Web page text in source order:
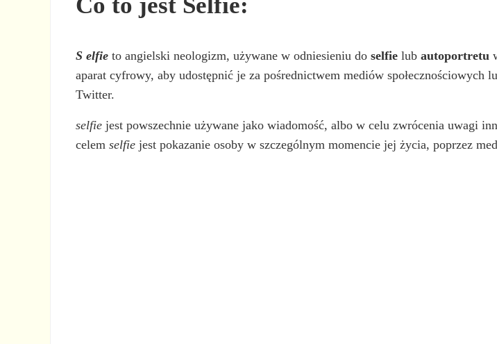
Co to jest Selfie:
S elfie to angielski neologizm, używane w odniesieniu doselfie lubautoportretu
aparat cyfrowy, aby udostępnić je za pośrednictwem mediów
Twitter.
selfie jest powszechnie używane jako wiadomość, albo w celu zwrócenia uwagi
celemselfie jest pokazanie osoby w szczególnym momencie jej życia, poprzez